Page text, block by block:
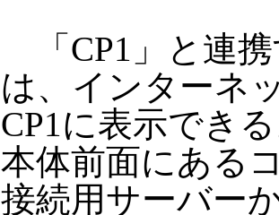
「CP1」と連
は、インターネ
CP1に表示でき
本体前面にある
接続用サーバー